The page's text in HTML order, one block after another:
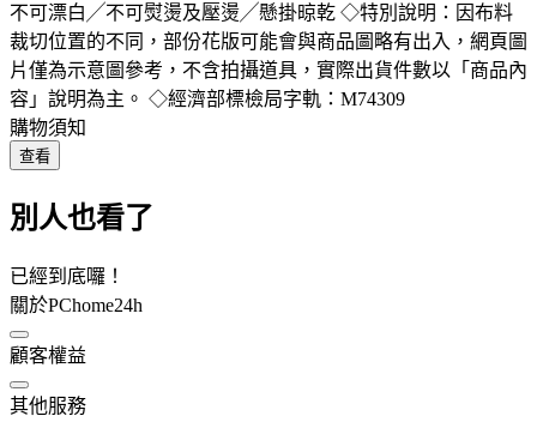
不可漂白╱不可熨燙及壓燙╱懸掛晾乾 ◇特別說明：因布料
裁切位置的不同，部份花版可能會與商品圖略有出入，網頁圖
片僅為示意圖參考，不含拍攝道具，實際出貨件數以「商品內
容」說明為主。 ◇經濟部標檢局字軌：M74309
購物須知
查看
別人也看了
已經到底囉！
關於PChome24h
顧客權益
其他服務